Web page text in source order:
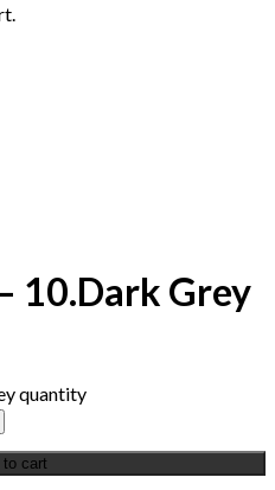
10.Dark Grey
quantity
to cart